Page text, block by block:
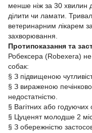
менше ніж за 30 хвилин
ділити чи ламати.
ветеринарним лікарем
захворювання.
Протипоказання та
Робексера (Robexera) не
собак:
§ З підвищеною
§ З вираженою
недостатністю.
§ Вагітних або годуючих
§ Цуценят молодше 2
§ З обережністю